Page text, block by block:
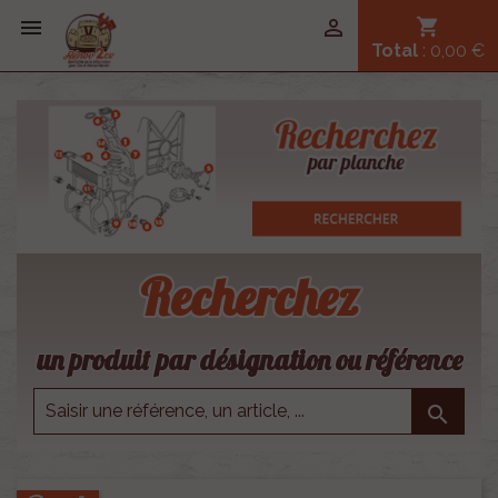
 shopping_cart
Total : 0,00 €

Recherchez
un produit par désignation ou référence
